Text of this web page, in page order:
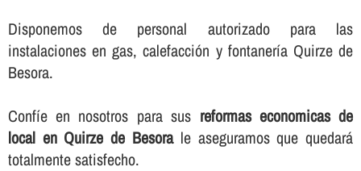
Disponemos de personal autorizado para las
instalaciones en gas, calefacción y fontanerí­a Quirze de
Besora.
Confí­e en nosotros para sus reformas economicas de
local en Quirze de Besorale aseguramos que quedará
totalmente satisfecho.